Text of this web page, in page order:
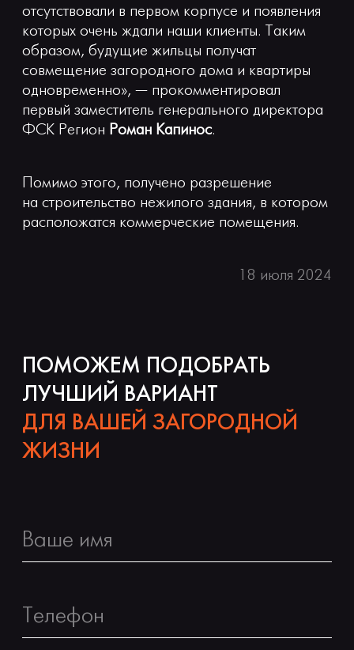
отсутствовали в первом корпусе и появления
которых очень ждали наши клиенты. Таким
образом, будущие жильцы получат
совмещение загородного дома и квартиры
одновременно», — прокомментировал
первый заместитель генерального директора
ФСК Регион Роман Капинос.
Помимо этого, получено разрешение
на строительство нежилого здания, в котором
расположатся коммерческие помещения.
18 июля 2024
ПОМОЖЕМ ПОДОБРАТЬ
ЛУЧШИЙ ВАРИАНТ
ДЛЯ ВАШЕЙ ЗАГОРОДНОЙ
ЖИЗНИ